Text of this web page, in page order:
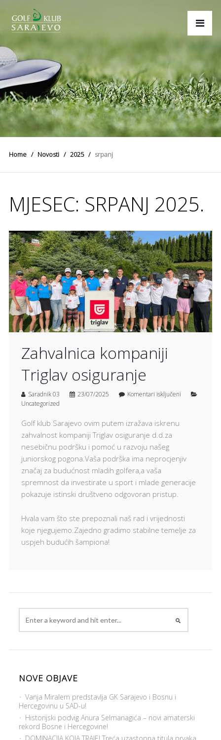
Home Novosti 2025 srpanj
MJESEC: SRPANJ 2025.
Zahvalnica kompaniji
Triglav osiguranje
Saradnik 03 23/07/2025
Komentari isključeni
Uncategorized
Golf klub Sarajevo ovim putem izražava iskrenu
zahvalnost kompaniji Triglav osiguranje d.d.za
nesebičnu podršku i pomoć u razvoju našeg
juniorskog pogona.Vaša podrška ima neprocjenjiv
značaj za budućnost mladih golfera,a vaša
spremnost da investirate u sport i mlade generacije
pokazuje istinski društveno odgovoran pristup.
Hvala vam što ste prepoznali naš rad i vrijednosti
koje njegujemo.Zajedno gradimo stabilne temelje za
uspjeh budućih šampiona!
NOVE OBJAVE
Vanja Miralem predstavlja GK Sarajevo i Bosnu i
Hercegovinu u SAD-u!
Historijski podvig Anura Selmanagića – novi amaterski
rekord Bosne i Hercegovine!
DOMINACIJA KOJA TRAJE! Treća uzastopna titula prvaka